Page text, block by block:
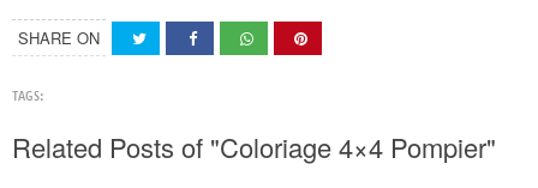
SHARE ON
TAGS:
Related Posts of "Coloriage 4×4 Pompier"